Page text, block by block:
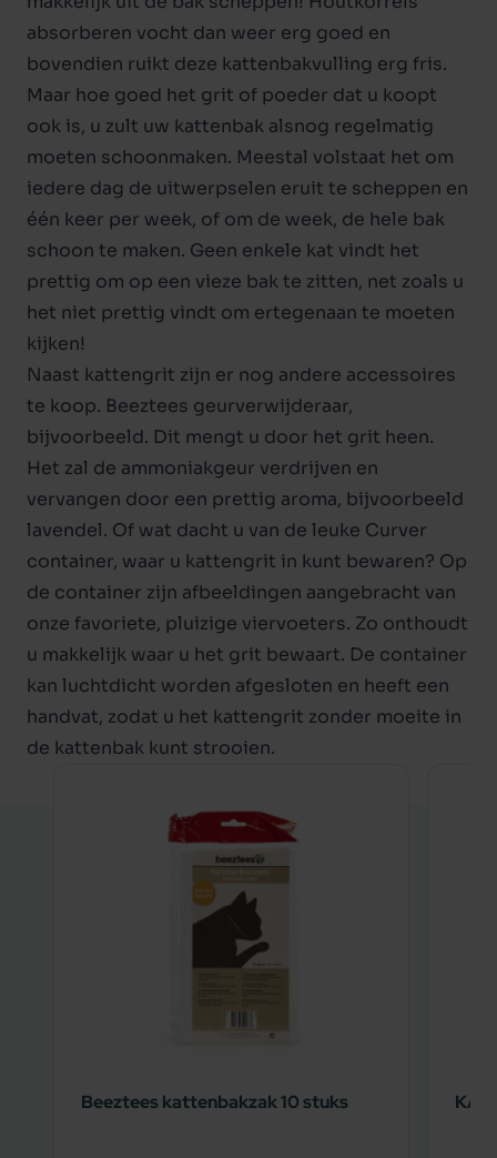
absorberen vocht dan weer erg goed en
bovendien ruikt deze kattenbakvulling erg fris.
Maar hoe goed het grit of poeder dat u koopt
ook is, u zult uw kattenbak alsnog regelmatig
moeten schoonmaken. Meestal volstaat het om
iedere dag de uitwerpselen eruit te scheppen en
één keer per week, of om de week, de hele bak
schoon te maken. Geen enkele kat vindt het
prettig om op een vieze bak te zitten, net zoals u
het niet prettig vindt om ertegenaan te moeten
kijken!
Naast kattengrit zijn er nog andere accessoires
te koop. Beeztees geurverwijderaar,
bijvoorbeeld. Dit mengt u door het grit heen.
Het zal de ammoniakgeur verdrijven en
vervangen door een prettig aroma, bijvoorbeeld
lavendel. Of wat dacht u van de leuke Curver
container, waar u kattengrit in kunt bewaren? Op
de container zijn afbeeldingen aangebracht van
onze favoriete, pluizige viervoeters. Zo onthoudt
u makkelijk waar u het grit bewaart. De container
kan luchtdicht worden afgesloten en heeft een
handvat, zodat u het kattengrit zonder moeite in
de kattenbak kunt strooien.
Beeztees kattenbakzak 10 stuks